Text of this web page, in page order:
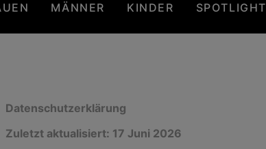
MÄNNER KINDER SPOTLIGHT
Datenschutzerklärung
Zuletzt aktualisiert: 17 Juni 2026